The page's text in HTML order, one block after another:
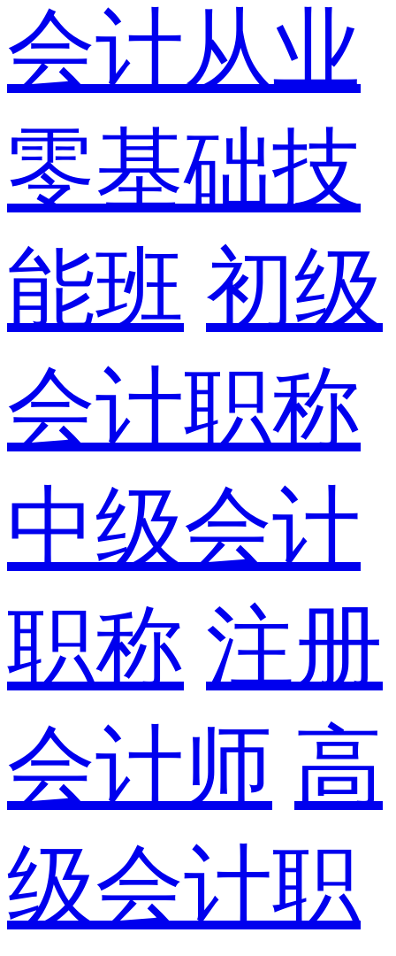
会计从业
零基础技
能班 初级
会计职称
中级会计
职称 注册
会计师 高
级会计职